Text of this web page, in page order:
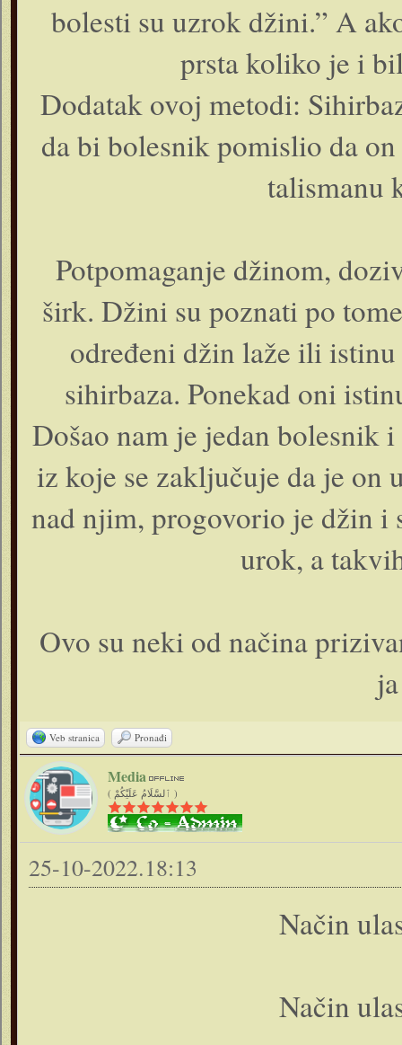
bolesti su uzrok džini.” A
prsta koliko je i
Dodatak ovoj metodi:
da bi bolesnik pomislio da
talismanu
Potpomaganje džinom,
širk. Džini su poznati po
određeni džin laže ili
sihirbaza. Ponekad oni
Došao nam je jedan bolesnik
iz koje se zaključuje da je on
nad njim, progovorio je džin i
urok, a
Ovo su neki od načina
Veb stranica Pronađi
Media
( ٱلسَّلَامُ عَلَيْكُمْ )
25-10-2022.18:13
Način
Način